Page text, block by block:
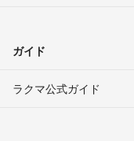
ガイド
ラクマ公式ガイド